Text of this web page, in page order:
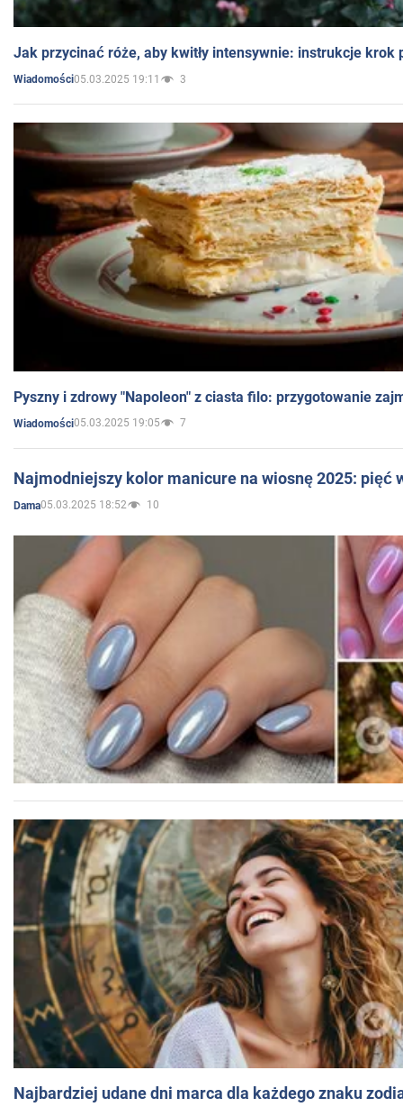
Jak przycinać róże, aby kwitły intensywnie: instrukcje krok
Wiadomości05.03.2025 19:11 3
Pyszny i zdrowy "Napoleon" z ciasta filo: przygotowanie
Wiadomości05.03.2025 19:05 7
Najmodniejszy kolor manicure na wiosnę 2025: pięć
Dama05.03.2025 18:52 10
Najbardziej udane dni marca dla każdego znaku